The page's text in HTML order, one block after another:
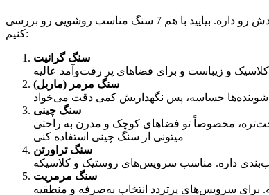
وقتی می‌خوای یه روشویی سنگی انتخاب کنی، یکی از مهم‌ترین تصمیم‌ها اینه که چه نوع سنگی استفاده کنی. هر سنگ ظاهر، دوام و سبک خاص خودش رو داره. بیایید با هم 7 سنگ مناسب روشویی رو بررسی
کنیم:
سنگ گرانیت
سنگ مرمر (ماربل)
سنگ چینی
مخصوصاً تو فضاهای کوچک و مدرن به راحتی
میتونی از سنگ چینی استفاده کنی
سنگ تراورتن
سنگ مرمریت